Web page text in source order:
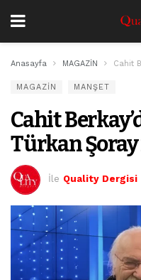
Anasayfa MAGAZİN Cahit
MAGAZİN MANŞET
Cahit
Türkan
İle Quality Dergisi